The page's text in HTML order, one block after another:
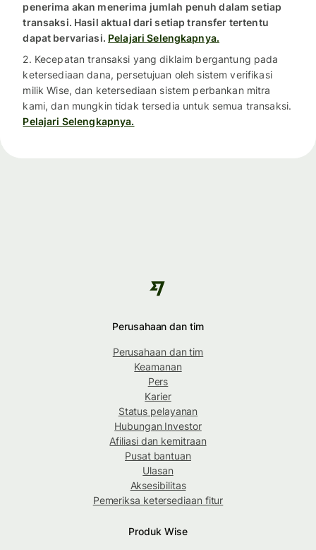
penerima akan menerima jumlah penuh dalam setiap
transaksi. Hasil aktual dari setiap transfer tertentu
dapat bervariasi. Pelajari Selengkapnya.
2. Kecepatan transaksi yang diklaim bergantung pada
ketersediaan dana, persetujuan oleh sistem verifikasi
milik Wise, dan ketersediaan sistem perbankan mitra
kami, dan mungkin tidak tersedia untuk semua transaksi.
Pelajari Selengkapnya.
Perusahaan dan tim
Perusahaan dan tim
Keamanan
Pers
Karier
Status pelayanan
Hubungan Investor
Afiliasi dan kemitraan
Pusat bantuan
Ulasan
Aksesibilitas
Pemeriksa ketersediaan fitur
Produk Wise